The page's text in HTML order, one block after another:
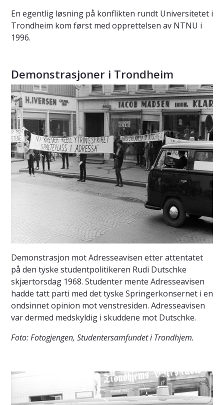
En egentlig løsning på konflikten rundt Universitetet i
Trondheim kom først med opprettelsen av NTNU i
1996.
Demonstrasjoner i Trondheim
Demonstrasjon mot Adresseavisen etter attentatet
på den tyske studentpolitikeren Rudi Dutschke
skjærtorsdag 1968. Studenter mente Adresseavisen
hadde tatt parti med det tyske Springerkonsernet i en
ondsinnet opinion mot venstresiden. Adresseavisen
var dermed medskyldig i skuddene mot Dutschke.
Foto: Fotogjengen, Studentersamfundet i Trondhjem.